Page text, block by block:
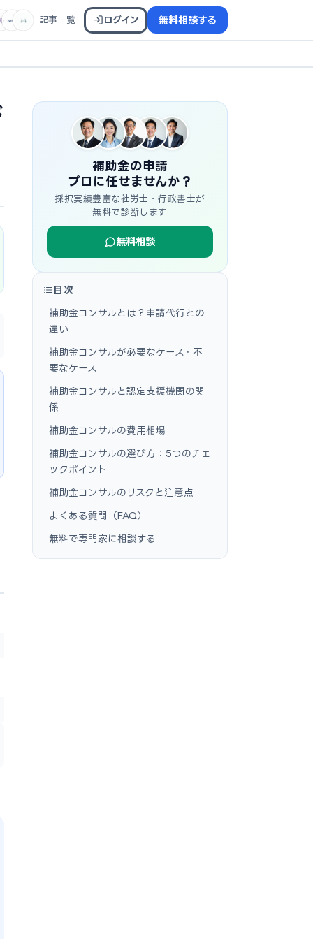
記事一覧 ログイン 無料相談する
補助金の申請
プロに任せませんか？
採択実績豊富な社労士・行政書士が
無料で診断します
無料相談
目次
補助金コンサルとは？申請代行との
違い
補助金コンサルが必要なケース・不
要なケース
補助金コンサルと認定支援機関の関
係
補助金コンサルの費用相場
補助金コンサルの選び方：5つのチェ
ックポイント
補助金コンサルのリスクと注意点
よくある質問（FAQ）
無料で専門家に相談する